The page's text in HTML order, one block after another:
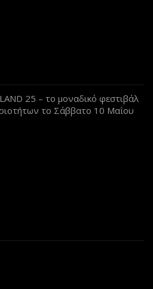
25 – το μοναδικό φεστιβάλ
το Σάββατο 10 Μαΐου